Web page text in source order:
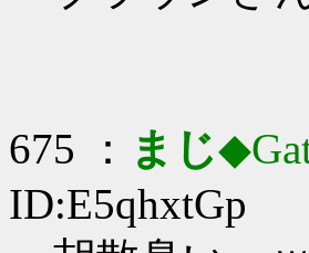
675 ： まじ
ID:E5qhxtGp